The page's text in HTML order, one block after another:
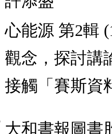
心能源 第2輯
觀念，探討講
接觸「賽斯資
大和書報圖書